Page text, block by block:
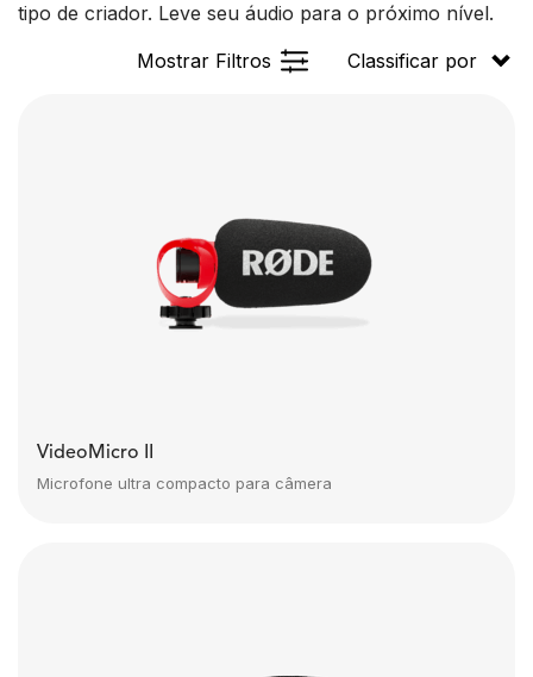
tipo de criador. Leve seu áudio para o próximo nível.
Mostrar Filtros
Classificar por
VideoMicro II
Microfone ultra compacto para câmera